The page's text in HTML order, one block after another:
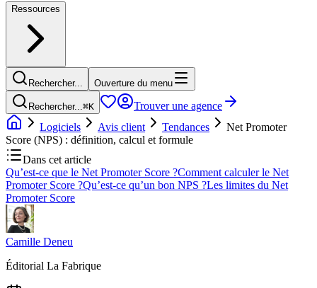
Ressources
Rechercher... Ouverture du menu
Rechercher...⌘K
Trouver une agence
Logiciels
Avis client Tendances
Net Promoter
Score (NPS) : définition, calcul et formule
Dans cet article
Qu’est-ce que le Net Promoter Score ?Comment calculer le Net
Promoter Score ?Qu’est-ce qu’un bon NPS ?Les limites du Net
Promoter Score
Camille Deneu
Éditorial La Fabrique